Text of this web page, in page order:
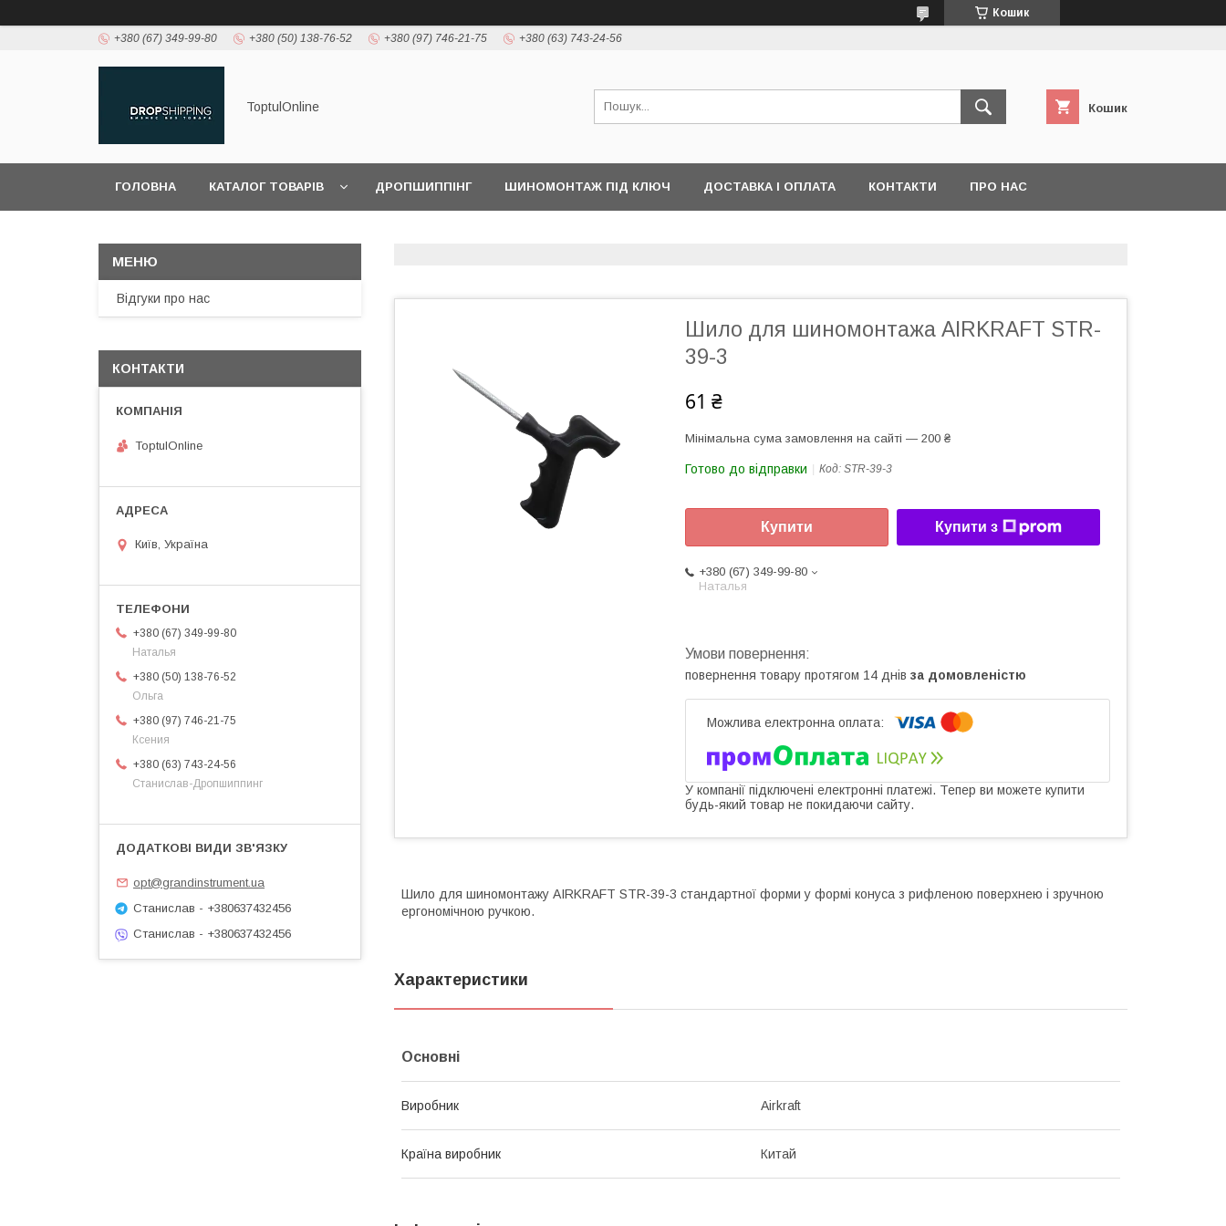
Кошик
+380 (67) 349-99-80 +380 (50) 138-76-52 +380 (97) 746-21-75 +380 (63) 743-24-56
ToptulOnline Кошик
ГОЛОВНА КАТАЛОГ ТОВАРІВ ДРОПШИППІНГ ШИНОМОНТАЖ ПІД КЛЮЧ ДОСТАВКА І ОПЛАТА КОНТАКТИ ПРО НАС
Шило для шиномонтажа AIRKRAFT STR-
39-3
61 ₴
Мінімальна сума замовлення на сайті — 200 ₴
Готово до відправки Код: STR-39-3
Купити Купити з
+380 (67) 349-99-80
Наталья
повернення товару протягом 14 днів за домовленістю
У компанії підключені електронні платежі. Тепер ви можете купити
будь-який товар не покидаючи сайту.
Шило для шиномонтажу AIRKRAFT STR-39-3 стандартної форми у формі конуса з рифленою поверхнею і зручною
ергономічною ручкою.
Характеристики
Основні
Виробник Airkraft
Країна виробник Китай
Відгуки про нас
КОНТАКТИ
ToptulOnline
Київ, Україна
+380 (67) 349-99-80
Наталья
+380 (50) 138-76-52
Ольга
+380 (97) 746-21-75
Ксения
+380 (63) 743-24-56
Станислав-Дропшиппинг
opt@grandinstrument.ua
Станислав - +380637432456
Станислав - +380637432456